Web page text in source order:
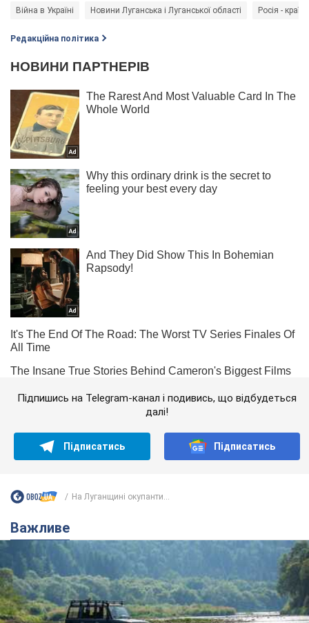
Війна в Україні Новини Луганська і Луганської області Росія -
Редакційна політика
Підпишись на Telegram-канал і подивись, що відбудеться
далі!
Підписатись Підписатись
На Луганщині окупанти...
Важливе